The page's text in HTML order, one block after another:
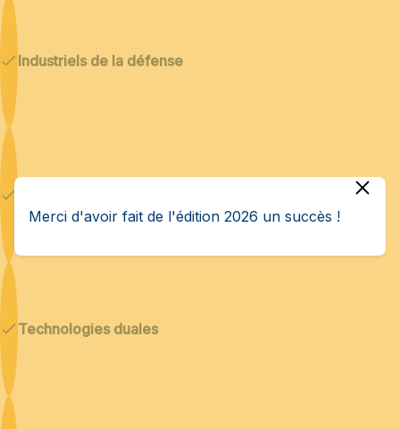
Industriels de la défense
Technologies duales
Merci d'avoir fait de l'édition 2026 un succès !